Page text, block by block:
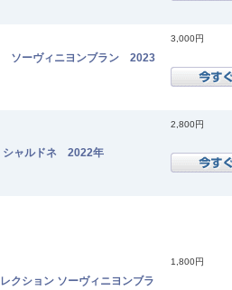
ソーヴィニヨンブラン 2023
3,000円
ャルドネ 2022年
2,800円
クション ソーヴィニヨンブラ
1,800円